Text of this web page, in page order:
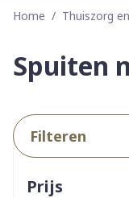
Home / Thuiszorg
Spuiten
Filteren
Prijs